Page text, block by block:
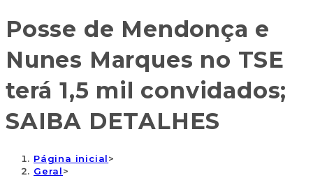
Posse de Mendonça e
Nunes Marques no TSE
terá 1,5 mil convidados;
SAIBA DETALHES
Página inicial>
Geral>